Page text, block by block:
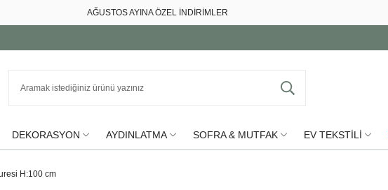
AĞUSTOS AYINA ÖZEL İNDİRİMLER
DEKORASYON AYDINLATMA SOFRA & MUTFAK EV TEKSTİLİ
H:100 cm